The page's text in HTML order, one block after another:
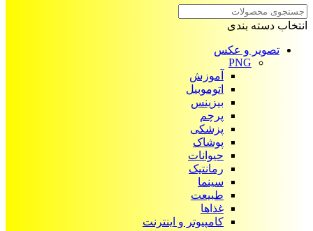
انتخاب دسته بندی
تصویر و عکس
PNG
آموزش
اتوموبیل
بیزینس
پرچم
پزشکی
پوشاک
حیوانات
رمانتیک
سینما
طبیعت
غذاها
کامپیوتر و اینترنت